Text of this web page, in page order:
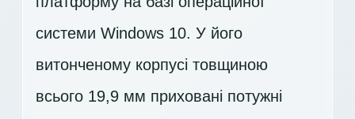
системи Windows 10. У його
витонченому корпусі товщиною
всього 19,9 мм приховані потужні